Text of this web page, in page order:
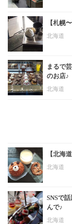
【札幌
北海道
まるで
のお店♪
北海道
【北海
北海道
SNSで
んで♪
北海道